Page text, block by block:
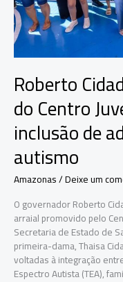
Roberto
do Centro
inclusão de
autismo
Amazonas/Deixe um
O governador Roberto
arraial promovido pelo
Secretaria de Estado de
primeira-dama, Thaisa
voltadas à integração
Espectro Autista (TEA),